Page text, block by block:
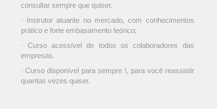
consultar sempre que quiser.
· Instrutor atuante no mercado, com conhecimentos
prático e forte embasamento teórico;
· Curso acessível de todos os colaboradores das
empresas.
· Curso disponível para sempre !, para você reassistir
quantas vezes quiser.